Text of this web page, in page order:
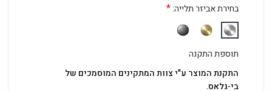
בחירת אביזר תלייה:*
תוספת התקנה
התקנת המוצר ע"י צוות המתקינים המוסמכים של
בי-גלאס.